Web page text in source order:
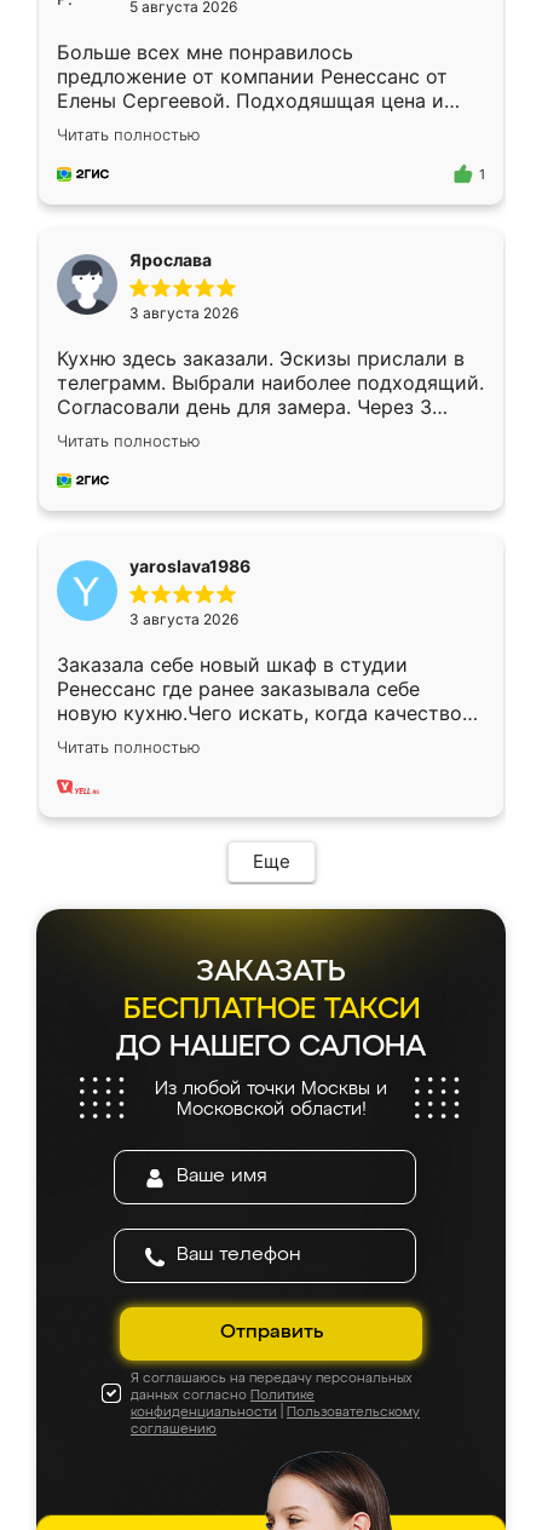
5 августа 2026
Больше всех мне понравилось
предложение от компании Ренессанс от
Елены Сергеевой. Подходяшщая цена и
короткие сроки изготовления. Приехавший
для замера сотрудник Владислав
предложил по моему эскизу самый
Читать полностью
1
Ярослава
3 августа 2026
Кухню здесь заказали. Эскизы прислали в
телеграмм. Выбрали наиболее подходящий.
Согласовали день для замера. Через 3
недели кухня была уже готова. Остались
довольны работой. Спасибо Ренессанс
мебель за качественную работу!
Читать полностью
yaroslava1986
3 августа 2026
Заказала себе новый шкаф в студии
Ренессанс где ранее заказывала себе
новую кухню.Чего искать, когда качеством
вполне довольна. Служит кухня уже почти
два года, нареканий нет.
Читать полностью
Еще
ЗАКАЗАТЬ
БЕСПЛАТНОЕ ТАКСИ
ДО НАШЕГО САЛОНА
Из любой точки Москвы и
Московской области!
Отправить
Я соглашаюсь на передачу персональных
данных согласно Политике
конфиденциальности
Пользовательскому
соглашению